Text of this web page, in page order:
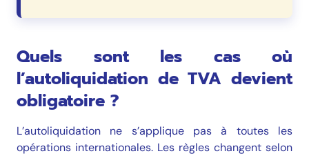
Quels sont les cas où
l’autoliquidation de TVA devient
obligatoire ?
L’autoliquidation ne s’applique pas à toutes les
opérations internationales. Les règles changent selon